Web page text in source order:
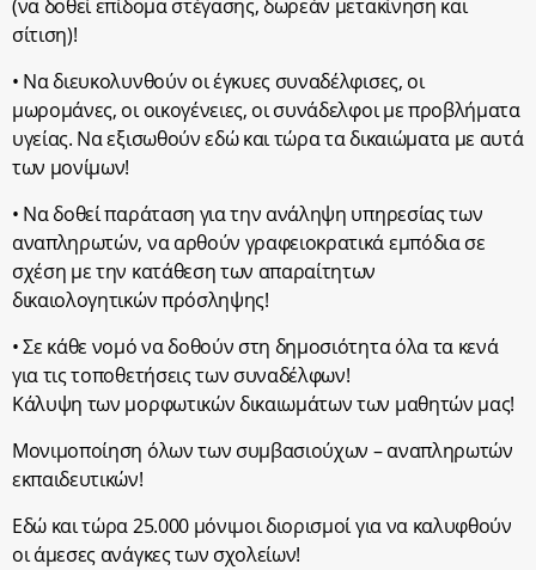
(να δοθεί επίδομα στέγασης, δωρεάν μετακίνηση και
σίτιση)!
• Να διευκολυνθούν οι έγκυες συναδέλφισες, οι
μωρομάνες, οι οικογένειες, οι συνάδελφοι με προβλήματα
υγείας. Να εξισωθούν εδώ και τώρα τα δικαιώματα με αυτά
των μονίμων!
• Να δοθεί παράταση για την ανάληψη υπηρεσίας των
αναπληρωτών, να αρθούν γραφειοκρατικά εμπόδια σε
σχέση με την κατάθεση των απαραίτητων
δικαιολογητικών πρόσληψης!
• Σε κάθε νομό να δοθούν στη δημοσιότητα όλα τα κενά
για τις τοποθετήσεις των συναδέλφων!
Κάλυψη των μορφωτικών δικαιωμάτων των μαθητών μας!
Μονιμοποίηση όλων των συμβασιούχων – αναπληρωτών
εκπαιδευτικών!
Εδώ και τώρα 25.000 μόνιμοι διορισμοί για να καλυφθούν
οι άμεσες ανάγκες των σχολείων!